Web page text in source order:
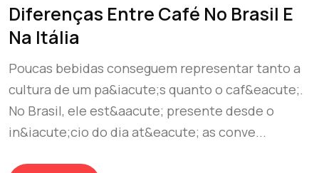
Diferenças Entre Café No Brasil E
Na Itália
Poucas bebidas conseguem representar tanto a
cultura de um pa&iacute;s quanto o caf&eacute;.
No Brasil, ele est&aacute; presente desde o
in&iacute;cio do dia at&eacute; as conve...